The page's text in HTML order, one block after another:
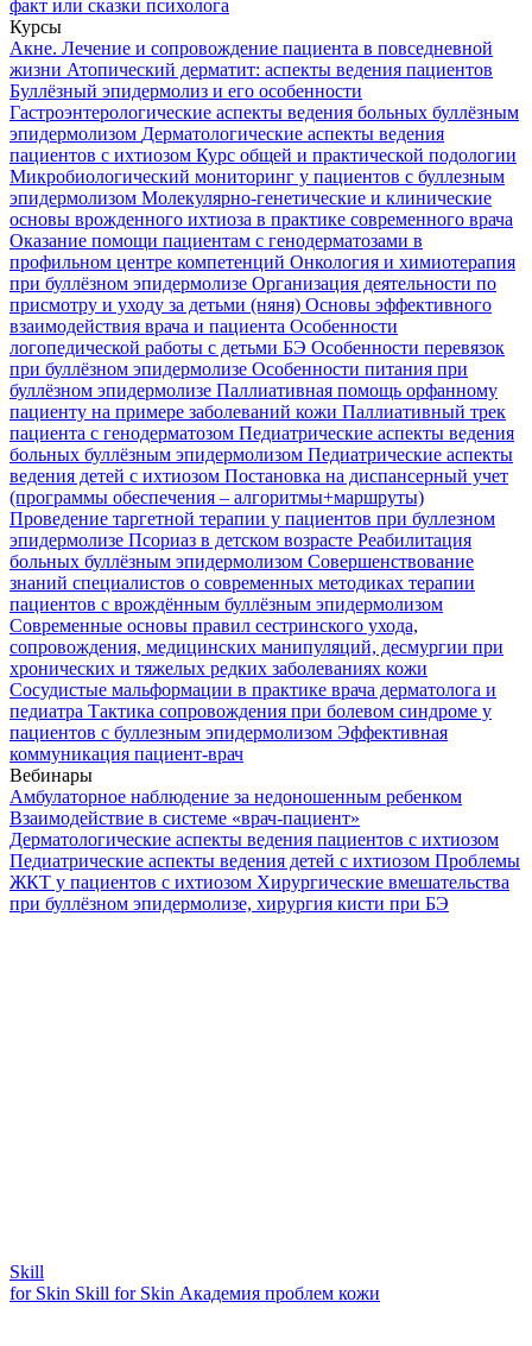
факт или сказки психолога
Курсы
Акне. Лечение и сопровождение пациента в повседневной
жизни Атопический дерматит: аспекты ведения пациентов
Буллёзный эпидермолиз и его особенности
Гастроэнтерологические аспекты ведения больных буллёзным
эпидермолизом Дерматологические аспекты ведения
пациентов с ихтиозом Курс общей и практической подологии
Микробиологический мониторинг у пациентов с буллезным
эпидермолизом Молекулярно-генетические и клинические
основы врожденного ихтиоза в практике современного врача
Оказание помощи пациентам с генодерматозами в
профильном центре компетенций Онкология и химиотерапия
при буллёзном эпидермолизе Организация деятельности по
присмотру и уходу за детьми (няня) Основы эффективного
взаимодействия врача и пациента Особенности
логопедической работы с детьми БЭ Особенности перевязок
при буллёзном эпидермолизе Особенности питания при
буллёзном эпидермолизе Паллиативная помощь орфанному
пациенту на примере заболеваний кожи Паллиативный трек
пациента с генодерматозом Педиатрические аспекты ведения
больных буллёзным эпидермолизом Педиатрические аспекты
ведения детей с ихтиозом Постановка на диспансерный учет
(программы обеспечения – алгоритмы+маршруты)
Проведение таргетной терапии у пациентов при буллезном
эпидермолизе Псориаз в детском возрасте Реабилитация
больных буллёзным эпидермолизом Совершенствование
знаний специалистов о современных методиках терапии
пациентов с врождённым буллёзным эпидермолизом
Современные основы правил сестринского ухода,
сопровождения, медицинских манипуляций, десмургии при
хронических и тяжелых редких заболеваниях кожи
Сосудистые мальформации в практике врача дерматолога и
педиатра Тактика сопровождения при болевом синдроме у
пациентов с буллезным эпидермолизом Эффективная
коммуникация пациент-врач
Вебинары
Амбулаторное наблюдение за недоношенным ребенком
Взаимодействие в системе «врач-пациент»
Дерматологические аспекты ведения пациентов с ихтиозом
Педиатрические аспекты ведения детей с ихтиозом Проблемы
ЖКТ у пациентов с ихтиозом Хирургические вмешательства
при буллёзном эпидермолизе, хирургия кисти при БЭ
Skill
for Skin Skill for Skin Академия проблем кожи